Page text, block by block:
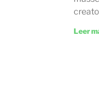
Leer